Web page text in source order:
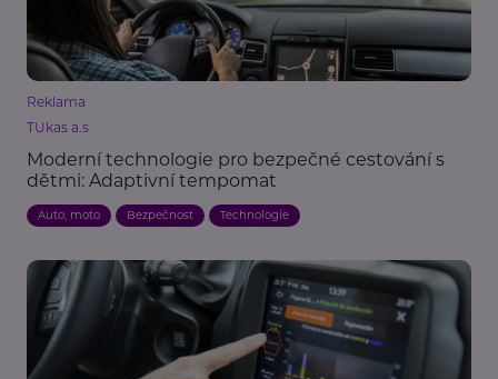
Reklama
TUkas a.s
Moderní technologie pro bezpečné cestování s
dětmi: Adaptivní tempomat
Auto, moto Bezpečnost Technologie